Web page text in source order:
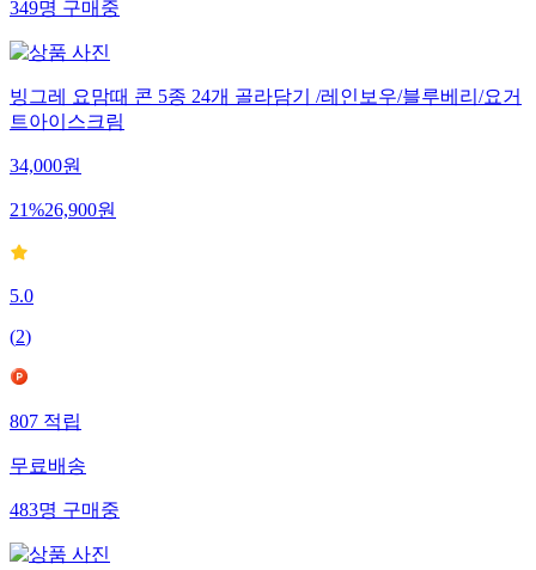
349명구매중
빙그레 요맘때 콘 5종 24개 골라담기 /레인보우/블루베리/요거
트아이스크림
34,000원
21%26,900원
5.0
(2)
807적립
무료배송
483명구매중